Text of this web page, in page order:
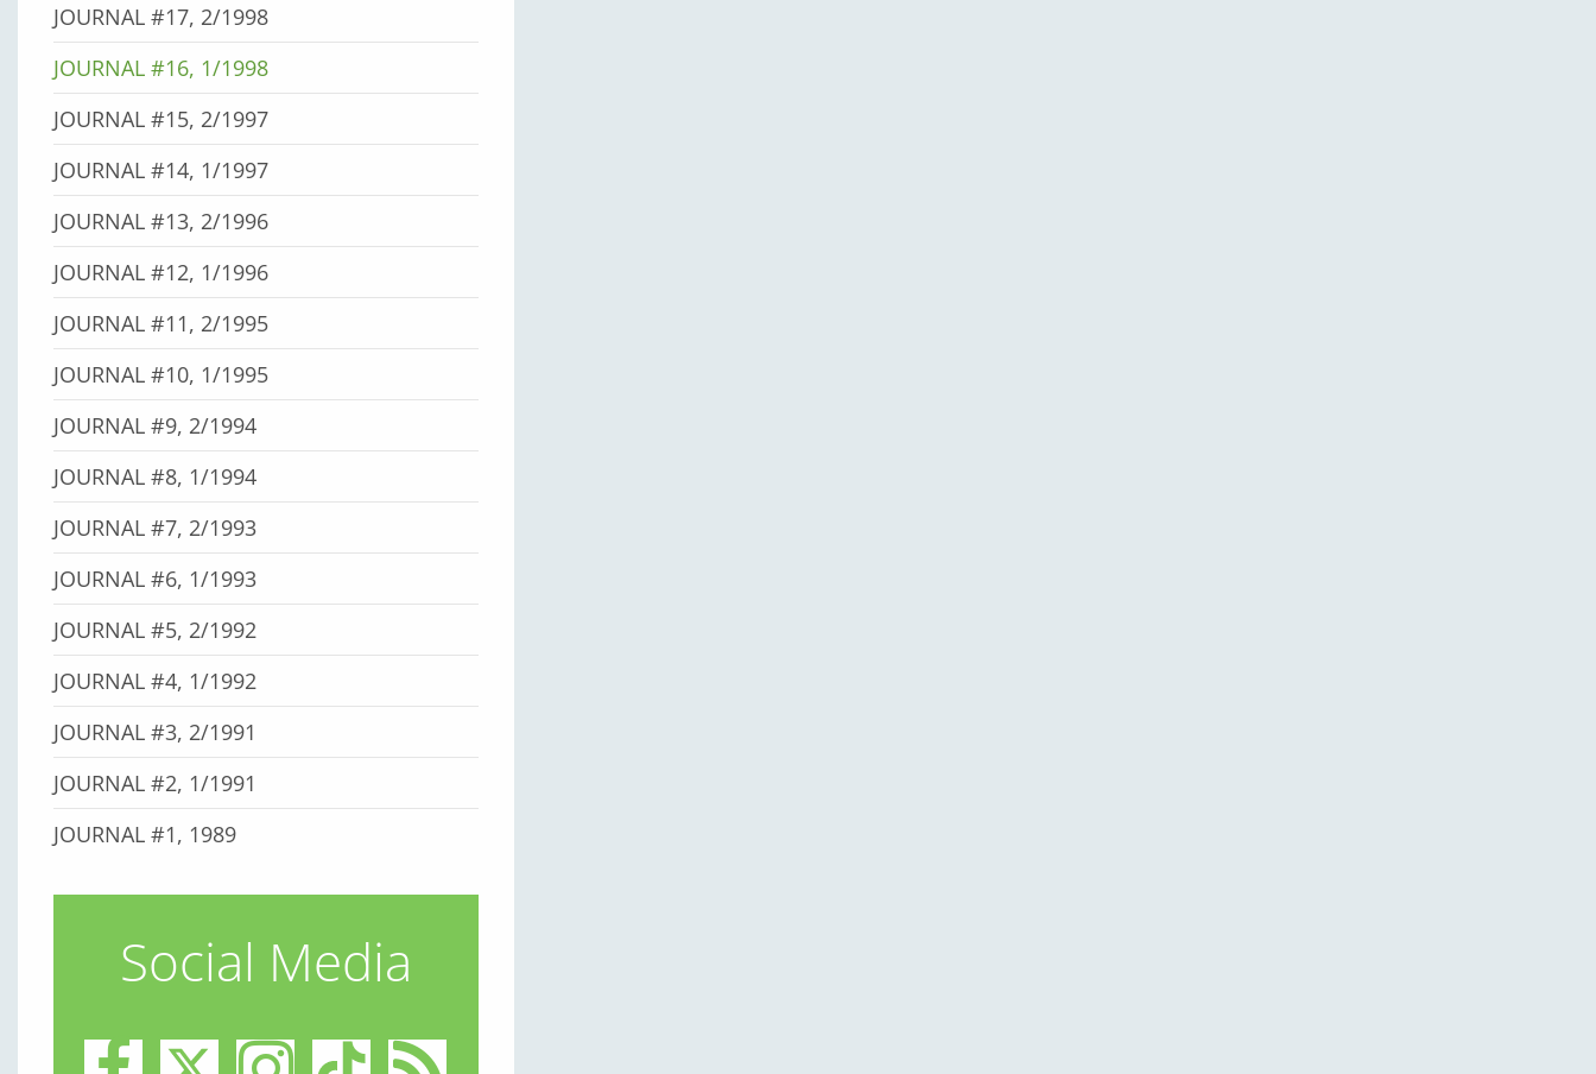
JOURNAL #17, 2/1998
JOURNAL #16, 1/1998
JOURNAL #15, 2/1997
JOURNAL #14, 1/1997
JOURNAL #13, 2/1996
JOURNAL #12, 1/1996
JOURNAL #11, 2/1995
JOURNAL #10, 1/1995
JOURNAL #9, 2/1994
JOURNAL #8, 1/1994
JOURNAL #7, 2/1993
JOURNAL #6, 1/1993
JOURNAL #5, 2/1992
JOURNAL #4, 1/1992
JOURNAL #3, 2/1991
JOURNAL #2, 1/1991
JOURNAL #1, 1989
Social Media